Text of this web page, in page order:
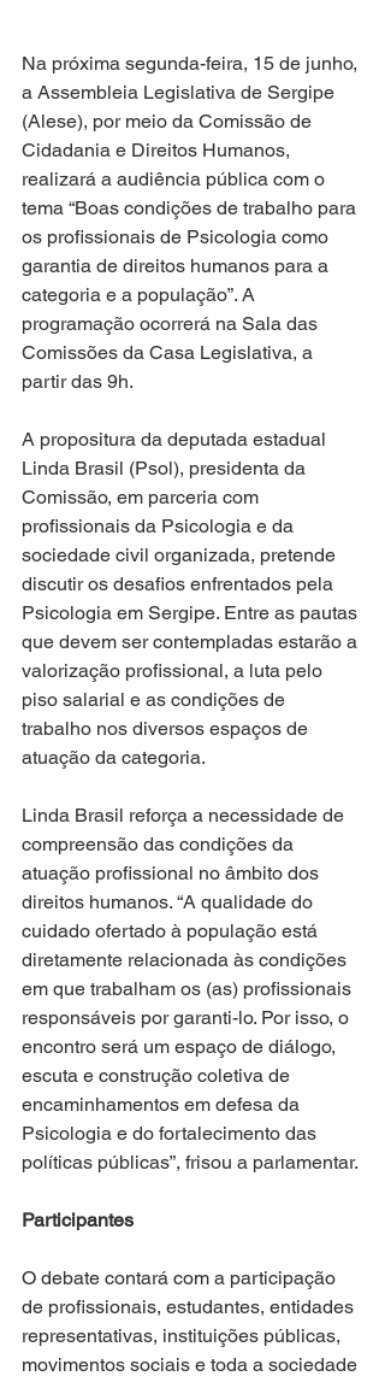
Na próxima segunda-feira, 15 de junho,
a Assembleia Legislativa de Sergipe
(Alese), por meio da Comissão de
Cidadania e Direitos Humanos,
realizará a audiência pública com o
tema “Boas condições de trabalho para
os profissionais de Psicologia como
garantia de direitos humanos para a
categoria e a população”. A
programação ocorrerá na Sala das
Comissões da Casa Legislativa, a
partir das 9h.
A propositura da deputada estadual
Linda Brasil (Psol), presidenta da
Comissão, em parceria com
profissionais da Psicologia e da
sociedade civil organizada, pretende
discutir os desafios enfrentados pela
Psicologia em Sergipe. Entre as pautas
que devem ser contempladas estarão a
valorização profissional, a luta pelo
piso salarial e as condições de
trabalho nos diversos espaços de
atuação da categoria.
Linda Brasil reforça a necessidade de
compreensão das condições da
atuação profissional no âmbito dos
direitos humanos. “A qualidade do
cuidado ofertado à população está
diretamente relacionada às condições
em que trabalham os (as) profissionais
responsáveis por garanti-lo. Por isso, o
encontro será um espaço de diálogo,
escuta e construção coletiva de
encaminhamentos em defesa da
Psicologia e do fortalecimento das
políticas públicas”, frisou a parlamentar.
Participantes
O debate contará com a participação
de profissionais, estudantes, entidades
representativas, instituições públicas,
movimentos sociais e toda a sociedade